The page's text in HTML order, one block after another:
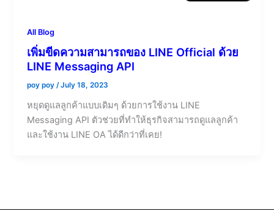
All Blog
เพิ่มขีดความสามารถของ LINE Official ด้วย
LINE Messaging API
poy poy/July 18, 2023
หยุดดูแลลูกค้าแบบเดิมๆ ด้วยการใช้งาน LINE
Messaging API ตัวช่วยที่ทำให้ธุรกิจสามารถดูแลลูกค้า
และใช้งาน LINE OA ได้ดีกว่าที่เคย!